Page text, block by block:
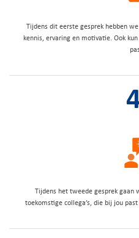
Tijdens dit eerste gesprek hebben
kennis, ervaring en motivatie. Ook
Tijdens het tweede gesprek gaan
toekomstige collega’s, die bij jou